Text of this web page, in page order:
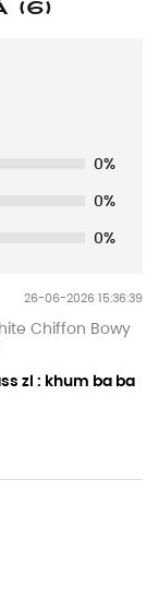
(6)
0%
0%
0%
26-06-2026 15:36:39
Chiffon Bowy
zl : khum ba ba